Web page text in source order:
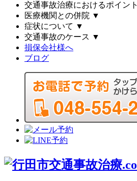
交通事故治療におけるポイント
医療機関との併院 ▼
症状について ▼
交通事故のケース ▼
損保会社様へ
ブログ